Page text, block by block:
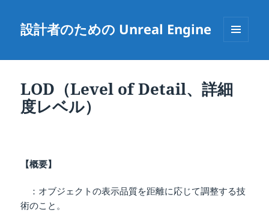
設計者のための Unreal Engine
ーとウ
LOD（Level of Detail、詳細
度レベル）
【概要】
：オブジェクトの表示品質を距離に応じて調整する技
術のこと。